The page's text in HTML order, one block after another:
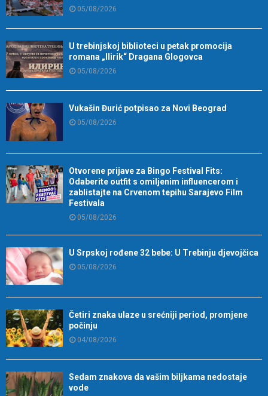
05/08/2026
U trebinjskoj biblioteci u petak promocija
romana „Ilirik“ Dragana Glogovca
05/08/2026
Vukašin Đurić potpisao za Novi Beograd
05/08/2026
Otvorene prijave za Bingo Festival Fits:
Odaberite outfit s omiljenim influencerom i
zablistajte na Crvenom tepihu Sarajevo Film
Festivala
05/08/2026
U Srpskoj rođene 32 bebe: U Trebinju djevojčica
05/08/2026
Četiri znaka ulaze u srećniji period, promjene
počinju
04/08/2026
Sedam znakova da vašim biljkama nedostaje
vode